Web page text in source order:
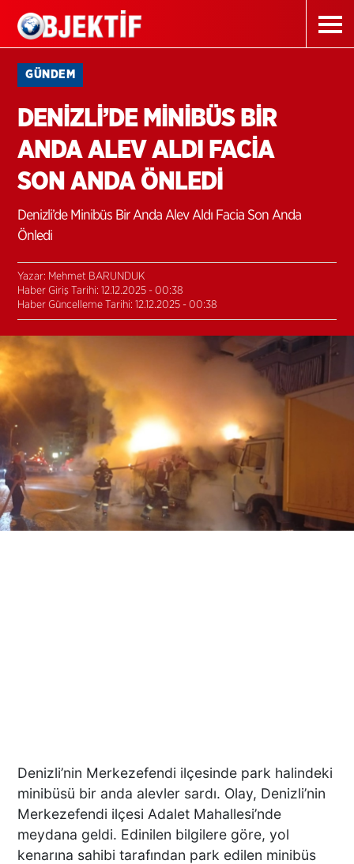
GÜNDEM
DENİZLİ’DE MİNİBÜS BİR
ANDA ALEV ALDI FACİA
SON ANDA ÖNLEDİ
Denizli’de Minibüs Bir Anda Alev Aldı Facia Son Anda
Önledi
Yazar: Mehmet BARUNDUK
Haber Giriş Tarihi: 12.12.2025 - 00:38
Haber Güncelleme Tarihi: 12.12.2025 - 00:38
Denizli’nin Merkezefendi ilçesinde park halindeki
minibüsü bir anda alevler sardı. Olay, Denizli’nin
Merkezefendi ilçesi Adalet Mahallesi’nde
meydana geldi. Edinilen bilgilere göre, yol
kenarına sahibi tarafından park edilen minibüs